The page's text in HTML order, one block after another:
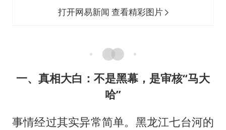
打开网易新闻 查看精彩图片
一、真相大白：不是黑幕，是审核“马大
哈”
事情经过其实异常简单。黑龙江七台河的